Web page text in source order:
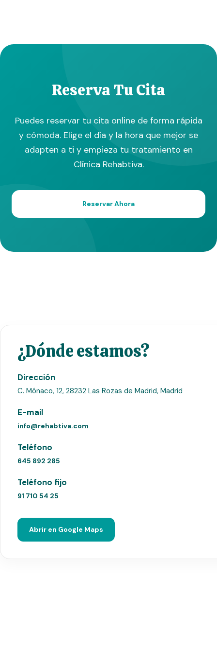
Reserva Tu Cita
Puedes reservar tu cita online de forma rápida
y cómoda. Elige el día y la hora que mejor se
adapten a ti y empieza tu tratamiento en
Clínica Rehabtiva.
Reservar Ahora
¿Dónde estamos?
Dirección
C. Mónaco, 12, 28232 Las Rozas de Madrid, Madrid
E-mail
info@rehabtiva.com
Teléfono
645 892 285
Teléfono fijo
91 710 54 25
Abrir en Google Maps